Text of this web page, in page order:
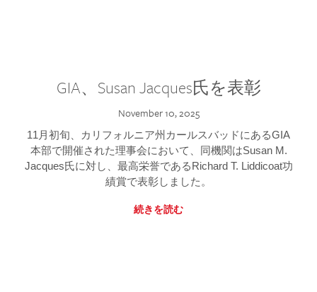
GIA、Susan Jacques氏を表彰
November 10, 2025
11月初旬、カリフォルニア州カールスバッドにあるGIA
本部で開催された理事会において、同機関はSusan M.
Jacques氏に対し、最高栄誉であるRichard T. Liddicoat功
績賞で表彰しました。
続きを読む